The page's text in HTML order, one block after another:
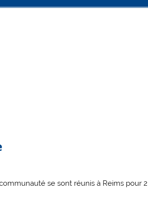
se sont réunis à Reims pour